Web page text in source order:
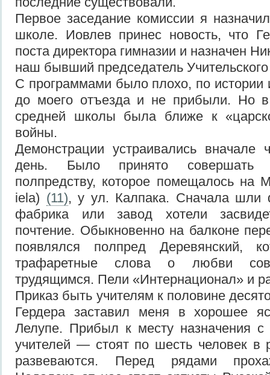
Первое заседание комиссии я
школе. Иовлев принес новость, что
поста директора гимназии и назначен
наш бывший председатель
С программами было плохо, по истории
до моего отъезда и не прибыли. Но
средней школы была ближе к
войны.
Демонстрации устраивались
день. Было принято совершать
полпредству, которое помещалось на
iela) (11), у ул. Калпака. Сначала шли
фабрика или завод хотели
почтение. Обыкновенно на балконе
появлялся полпред Деревянский,
трафаретные слова о любви
трудящимся. Пели «Интернационал» и
Приказ быть учителям к половине
Гердера заставил меня в хорошее
Лелупе. Прибыл к месту назначения с
учителей — стоят по шесть человек в
развеваются. Перед рядами